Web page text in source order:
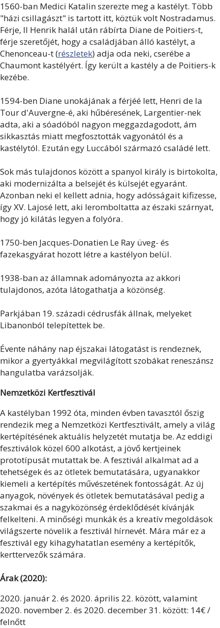
1560-ban Medici Katalin szerezte meg a kastélyt. Több
"házi csillagászt" is tartott itt, köztük volt Nostradamus.
Férje, II Henrik halál után rábírta Diane de Poitiers-t,
férje szeretőjét, hogy a családjában álló kastélyt, a
Chenonceau-t (részletek) adja oda neki, cserébe a
Chaumont kastélyért. Így került a kastély a de Poitiers-k
kezébe.
1594-ben Diane unokájának a férjéé lett, Henri de la
Tour d'Auvergne-é, aki hűbéresének, Largentier-nek
adta, aki a sóadóból nagyon meggazdagodott, ám
sikkasztás miatt megfosztották vagyonától és a
kastélytól. Ezután egy Luccából származó családé lett.
Sok más tulajdonos között a spanyol király is birtokolta,
aki modernizálta a belsejét és külsejét egyaránt.
Azonban neki el kellett adnia, hogy adósságait kifizesse,
így XV. Lajosé lett, aki leromboltatta az északi szárnyat,
hogy jó kilátás legyen a folyóra.
1750-ben Jacques-Donatien Le Ray üveg- és
fazekasgyárat hozott létre a kastélyon belül.
1938-ban az államnak adományozta az akkori
tulajdonos, azóta látogathatja a közönség.
Parkjában 19. századi cédrusfák állnak, melyeket
Libanonból telepítettek be.
Évente náhány nap éjszakai látogatást is rendeznek,
mikor a gyertyákkal megvilágított szobákat reneszánsz
hangulatba varázsolják.
Nemzetközi Kertfesztivál
A kastélyban 1992 óta, minden évben tavasztól őszig
rendezik meg a Nemzetközi Kertfesztivált, amely a világ
kertépítésének aktuális helyzetét mutatja be. Az eddigi
fesztiválok közel 600 alkotást, a jövő kertjeinek
prototípusát mutattak be. A fesztivál alkalmat ad a
tehetségek és az ötletek bemutatására, ugyanakkor
kiemeli a kertépítés művészetének fontosságát. Az új
anyagok, növények és ötletek bemutatásával pedig a
szakmai és a nagyközönség érdeklődését kívánják
felkelteni. A minőségi munkák és a kreatív megoldások
világszerte növelik a fesztivál hírnevét. Mára már ez a
fesztivál egy kihagyhatatlan esemény a kertépítők,
kerttervezők számára.
Árak (2020):
2020. január 2. és 2020. április 22. között, valamint
2020. november 2. és 2020. december 31. között: 14€ /
felnőtt